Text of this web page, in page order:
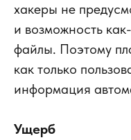
хакеры не
и возможность
файлы. Поэтому
как только
информация
Ущерб